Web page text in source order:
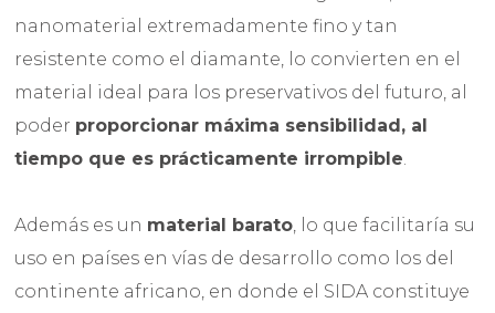
nanomaterial extremadamente fino y tan
resistente como el diamante, lo convierten en el
material ideal para los preservativos del futuro, al
poder proporcionar máxima sensibilidad, al
tiempo que es prácticamente irrompible.
Además es un material barato, lo que facilitaría su
uso en países en vías de desarrollo como los del
continente africano, en donde el SIDA constituye